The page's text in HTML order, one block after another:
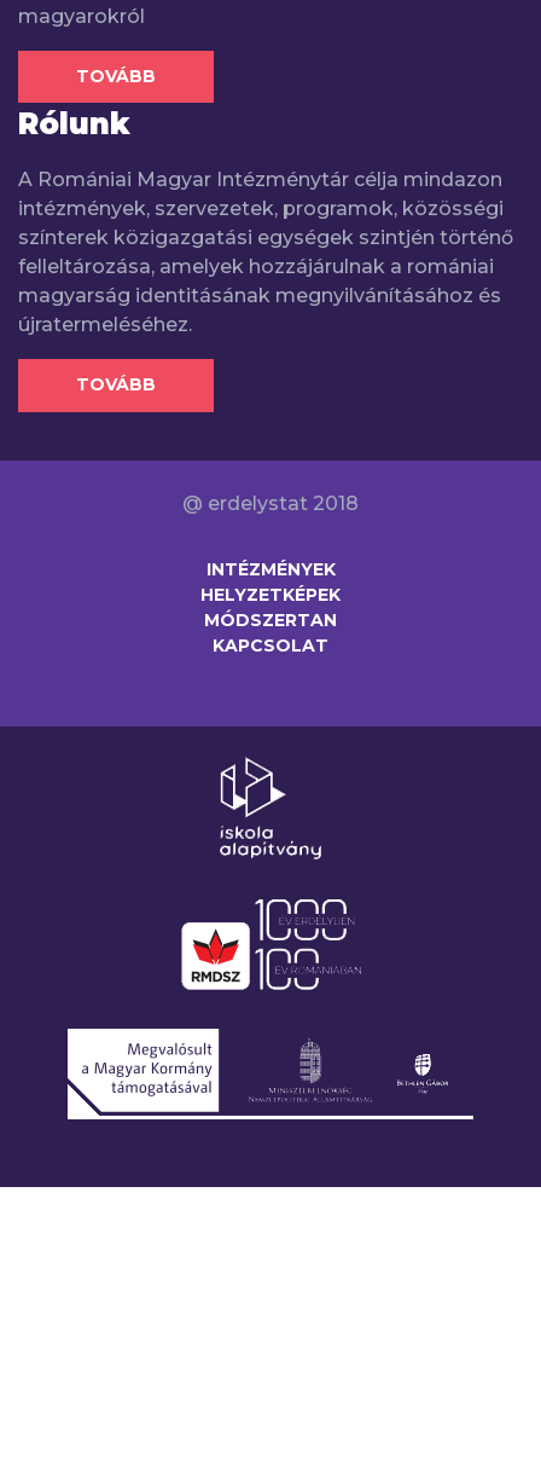
magyarokról
TOVÁBB
Rólunk
A Romániai Magyar Intézménytár célja mindazon
intézmények, szervezetek, programok, közösségi
színterek közigazgatási egységek szintjén történő
felleltározása, amelyek hozzájárulnak a romániai
magyarság identitásának megnyilvánításához és
újratermeléséhez.
TOVÁBB
@ erdelystat 2018
INTÉZMÉNYEK
HELYZETKÉPEK
MÓDSZERTAN
KAPCSOLAT